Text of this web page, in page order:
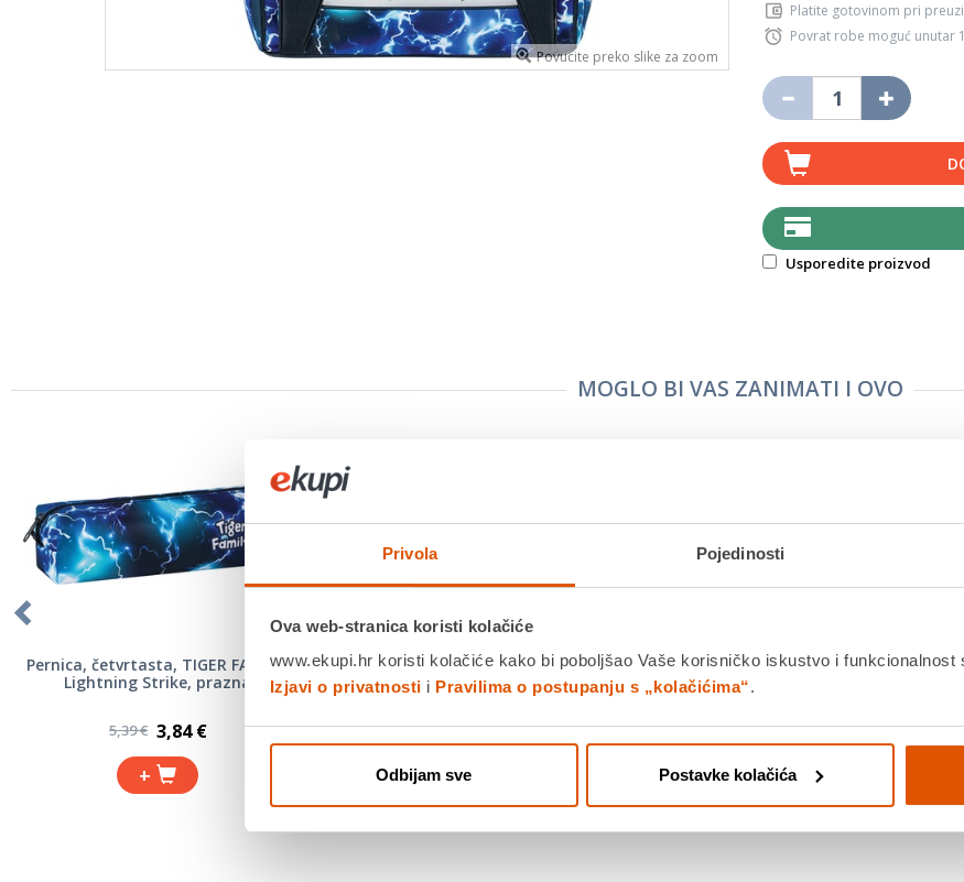
Privola Pojedinosti
Ova web-stranica koristi kolačiće
www.ekupi.hr koristi kolačiće kako bi poboljšao Vaše korisničko iskustvo i
Izjavi o privatnosti i Pravilima o postupanju s „kolačićima“.
Odbijam sve Postavke kolačića
Povucite preko slike za zoom
Platite gotovinom pri
Povrat robe moguć unutar
Usporedite proizvod
MOGLO BI VAS ZANIMATI I OVO
Pernica, četvrtasta, TIGER FAMILY,
Lightning Strike, prazna
5,39 € 3,84 €
+
Kolaž papir, mat A4, KARBON,
obostrani, 25 listova
1,99 € 1,87 €
+
Gumica plastična, Faber-Castell
1,99 € 1,39 €
+